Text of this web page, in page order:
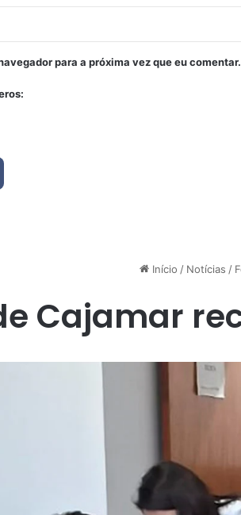
para a próxima vez que eu comentar.